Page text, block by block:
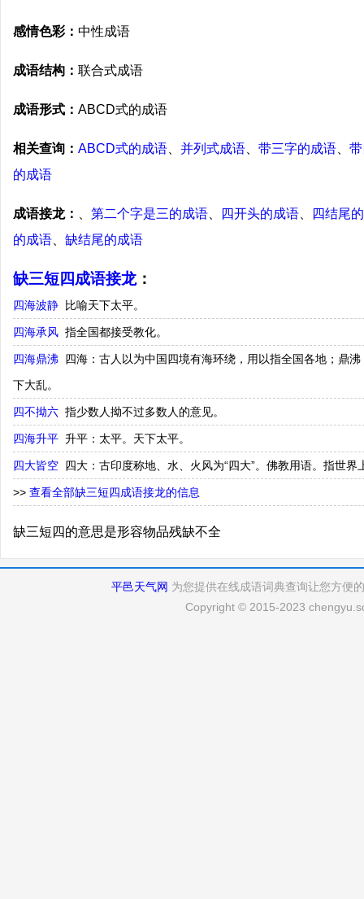
感情色彩： 中性成语
成语结构： 联合式成语
成语形式： ABCD式的成语
相关查询： ABCD式的成语 并列式成语 带三字的成语
的成语
成语接龙： 第二个字是三的成语 四开头的成语
四结尾
的成语
缺结尾的成语
缺三短四成语接龙：
四海波静 比喻天下太平。
四海承风 指全国都接受教化。
四海鼎沸 四海：古人以为中国四境有海环绕，用以指全国各地；鼎
下大乱。
四不拗六 指少数人拗不过多数人的意见。
四海升平 升平：太平。天下太平。
四大皆空 四大：古印度称地、水、火风为“四大”。佛教用语。指世
>> 查看全部缺三短四成语接龙的信息
缺三短四的意思是形容物品残缺不全
平邑天气网 为您提供在线成语词典查询让您方便
Copyright © 2015-2023